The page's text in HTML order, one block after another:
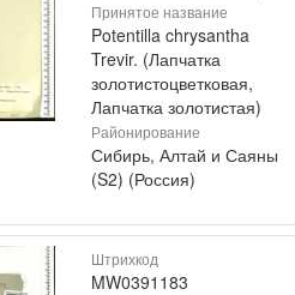
Принятое название
Potentilla chrysantha
Trevir. (Лапчатка
золотистоцветковая,
Лапчатка золотистая)
Районирование
Сибирь, Алтай и Саяны
(S2) (Россия)
Штрихкод
MW0391183